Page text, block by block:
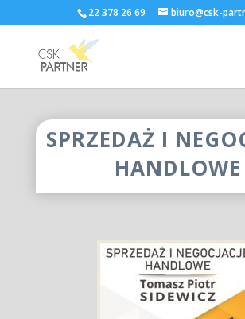
22 378 26 69 biuro@csk-
SPRZEDAŻ I
HANDLOWE